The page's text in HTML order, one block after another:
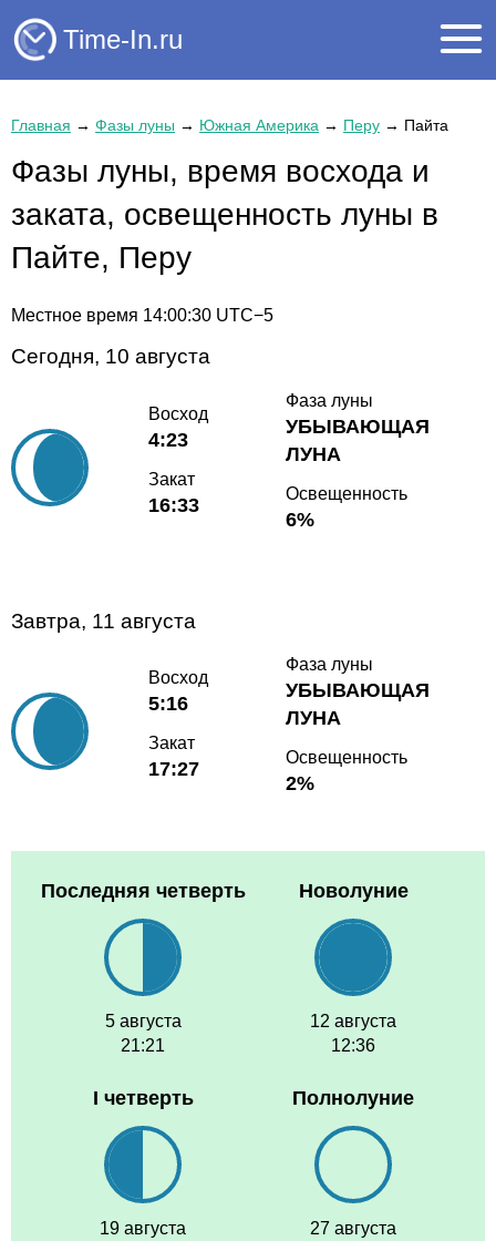
Time-In.ru
Главная → Фазы луны → Южная Америка → Перу → Пайта
Фазы луны, время восхода и
заката, освещенность луны в
Пайте, Перу
Местное время 14:00:30 UTC−5
Сегодня, 10 августа
Восход
4:23
Закат
16:33
Фаза луны
УБЫВАЮЩАЯ
ЛУНА
Освещенность
6%
Завтра, 11 августа
Восход
5:16
Закат
17:27
Фаза луны
УБЫВАЮЩАЯ
ЛУНА
Освещенность
2%
Последняя четверть
5 августа
21:21
Новолуние
12 августа
12:36
I четверть
19 августа
Полнолуние
27 августа